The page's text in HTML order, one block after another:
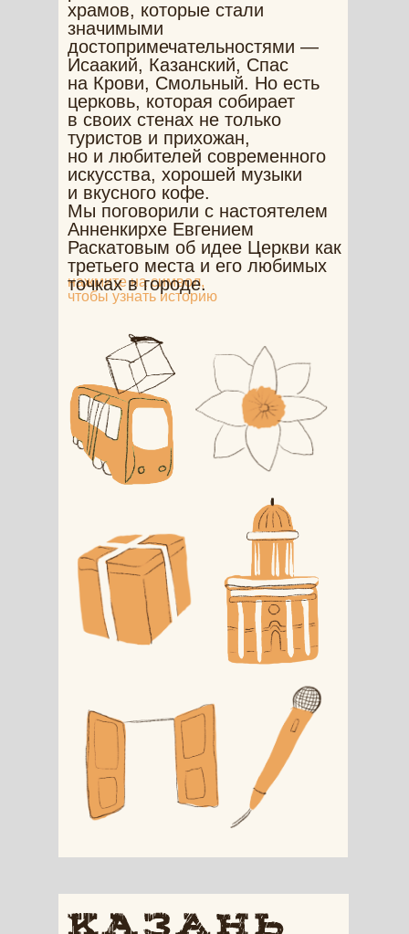
нажмите на символ,
чтобы узнать историю
храмов, которые стали
значимыми
достопримечательностями —
Исаакий, Казанский, Спас
на Крови, Смольный. Но есть
церковь, которая собирает
в своих стенах не только
туристов и прихожан,
но и любителей современного
искусства, хорошей музыки
и вкусного кофе.
Мы поговорили с настоятелем
Анненкирхе Евгением
Раскатовым об идее Церкви как
третьего места и его любимых
точках в городе.
Поставщикам и партнёрам
partners@skuratovcoffee.ru
Для маркетинга и СМИ
marketing@skuratovcoffee.ru
Если вы хотите просто написать
hello@skuratovcoffee.ru
Оставить отзыв
о напитке и компании
Обратная
связь